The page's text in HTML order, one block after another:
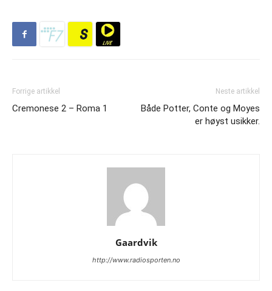
Forrige artikkel
Cremonese 2 – Roma 1
Neste artikkel
Både Potter, Conte og Moyes
er høyst usikker.
Gaardvik
http://www.radiosporten.no